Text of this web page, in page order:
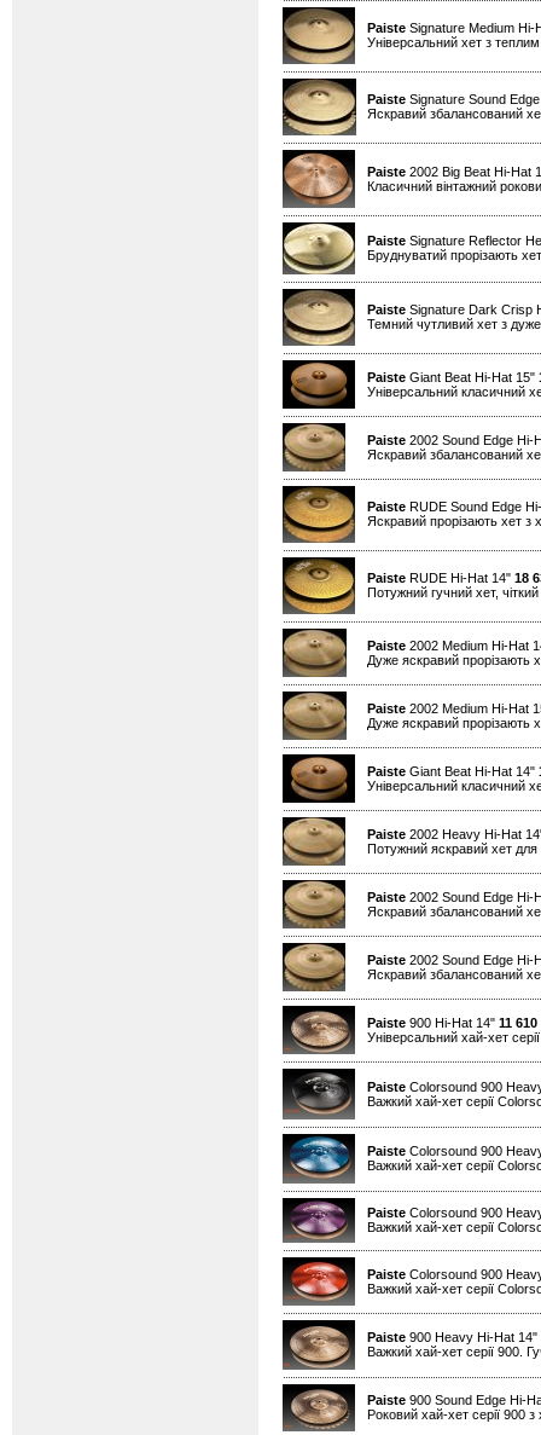
Paiste Signature Medium Hi-
Універсальний хет з
Paiste Signature Sound
Яскравий збалансований
Paiste 2002 Big Beat Hi-Hat
Класичний вінтажний
Paiste Signature Reflector
Бруднуватий прорізають
Paiste Signature Dark Crisp
Темний чутливий хет з
Paiste Giant Beat Hi-Hat 15"
Універсальний класичний
Paiste 2002 Sound Edge Hi-
Яскравий збалансований
Paiste RUDE Sound Edge
Яскравий прорізають хет з
Paiste RUDE Hi-Hat 14" 18
Потужний гучний хет,
Paiste 2002 Medium Hi-Hat
Дуже яскравий прорізають
Paiste 2002 Medium Hi-Hat
Дуже яскравий прорізають
Paiste Giant Beat Hi-Hat 14"
Універсальний класичний
Paiste 2002 Heavy Hi-Hat
Потужний яскравий хет для
Paiste 2002 Sound Edge Hi-
Яскравий збалансований
Paiste 2002 Sound Edge Hi-
Яскравий збалансований
Paiste 900 Hi-Hat 14" 11 610
Універсальний хай-хет
Paiste Colorsound 900
Важкий хай-хет серії
Paiste Colorsound 900
Важкий хай-хет серії
Paiste Colorsound 900
Важкий хай-хет серії
Paiste Colorsound 900
Важкий хай-хет серії
Paiste 900 Heavy Hi-Hat 14"
Важкий хай-хет серії 900.
Paiste 900 Sound Edge Hi-
Роковий хай-хет серії 900